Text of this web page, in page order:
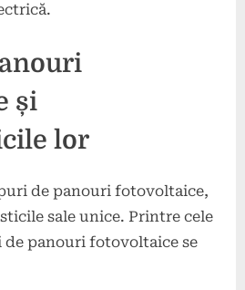
și
lor
de panouri fotovoltaice,
sale unice. Printre cele
panouri fotovoltaice se